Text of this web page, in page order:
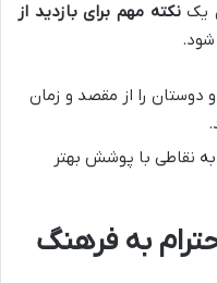
یکنکته مهم برای بازدید از
دوستان را از مقصد و زمان
نقاطی با پوشش بهتر
به فرهنگ